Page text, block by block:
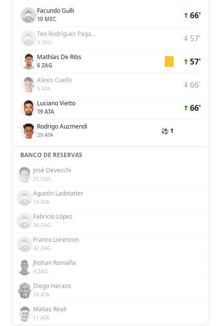
Facundo Gulli
10 MEC 66'
Teo Rodríguez Pagano
3 ZAG 57'
Mathías De Ritis
6 ZAG 57'
Alexis Cuello
9 ATA 66'
Luciano Vietto
19 ATA 66'
Rodrigo Auzmendi
29 ATA ⚽ 1
BANCO DE RESERVAS
José Devecchi
25 GOL
Agustín Ladstatter
14 ATA
Fabricio López
34 ZAG
Franco Lorenzon
42 ZAG
Jhohan Romaña
4 ZAG
Diego Herazo
18 ATA
Matías Reali
11 ATA